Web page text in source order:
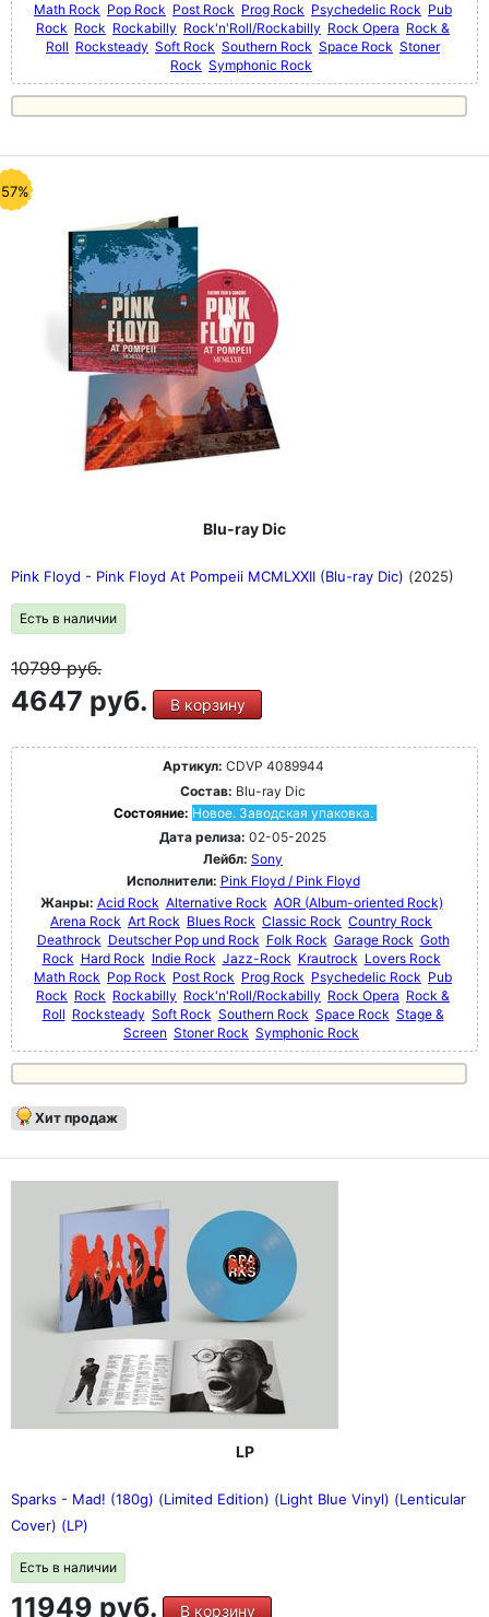
Math Rock Pop Rock Post Rock Prog Rock Psychedelic Rock Pub
Rock Rock Rockabilly Rock'n'Roll/Rockabilly Rock Opera Rock &
Roll Rocksteady Soft Rock Southern Rock Space Rock Stoner
Rock Symphonic Rock
Blu-ray Dic
Pink Floyd - Pink Floyd At Pompeii MCMLXXII (Blu-ray Dic) (2025)
Есть в наличии
10799руб.
4647 руб. В корзину
Артикул: CDVP 4089944
Состав: Blu-ray Dic
Состояние: Новое. Заводская упаковка.
Дата релиза: 02-05-2025
Лейбл: Sony
Исполнители: Pink Floyd / Pink Floyd
Жанры: Acid Rock Alternative Rock AOR (Album-oriented Rock)
Arena Rock Art Rock Blues Rock Classic Rock Country Rock
Deathrock Deutscher Pop und Rock Folk Rock Garage Rock Goth
Rock Hard Rock Indie Rock Jazz-Rock Krautrock Lovers Rock
Math Rock Pop Rock Post Rock Prog Rock Psychedelic Rock Pub
Rock Rock Rockabilly Rock'n'Roll/Rockabilly Rock Opera Rock &
Roll Rocksteady Soft Rock Southern Rock Space Rock Stage &
Screen Stoner Rock Symphonic Rock
Хит продаж
LP
Sparks - Mad! (180g) (Limited Edition) (Light Blue Vinyl) (Lenticular
Cover) (LP)
Есть в наличии
11949 руб. В корзину